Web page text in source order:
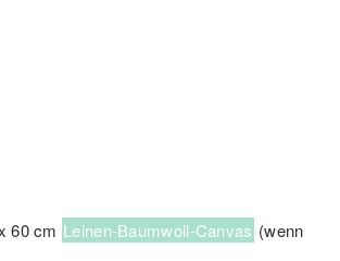
60 cm Leinen-Baumwoll-Canvas (wenn